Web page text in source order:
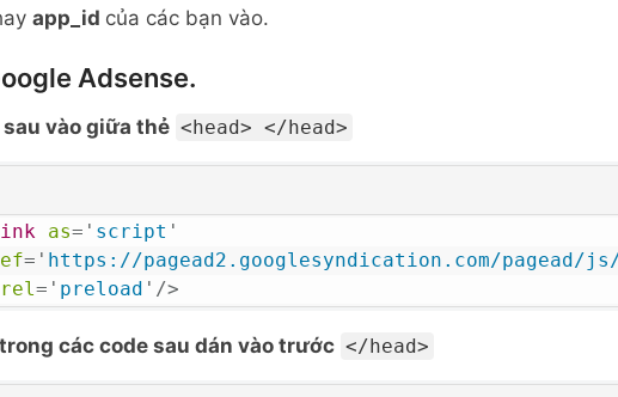
app_id của các bạn vào.
Adsense.
vào giữa thẻ <head> </head>
as= ' script '
= ' https://pagead2.googlesyndication.com/pagead/
rel= ' preload ' />
các code sau dán vào trước </head>